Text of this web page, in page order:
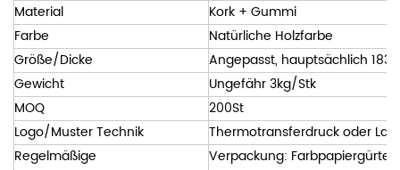
Material
Kork + Gummi
Farbe
Natürliche Holzfarbe
Größe/Dicke
Angepasst, hauptsächlich 183
Gewicht
Ungefähr 3kg/Stk
MOQ
200St
Logo/Muster Technik
Thermotransferdruck oder
Regelmäßige
Verpackung: Farbpapiergürtel